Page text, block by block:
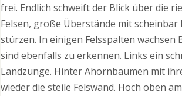
frei. Endlich schweift der Blick über die
Felsen, große Überstände mit
stürzen. In einigen Felsspalten
sind ebenfalls zu erkennen. Links ein
Landzunge. Hinter Ahornbäumen mit
wieder die steile Felswand. Hoch oben